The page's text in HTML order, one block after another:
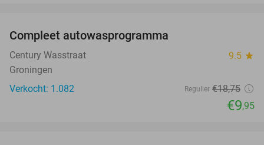
Compleet autowasprogramma
Century Wasstraat 9.5 star
Groningen
Verkocht: 1.082
Regulier €18,75
€9,95